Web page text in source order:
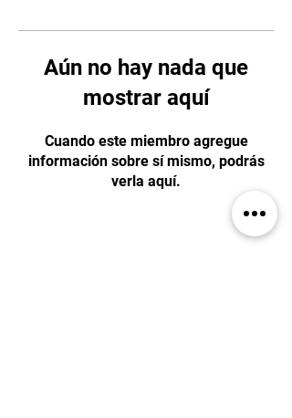
Aún no hay nada que
mostrar aquí
Cuando este miembro agregue
información sobre sí mismo, podrás
verla aquí.